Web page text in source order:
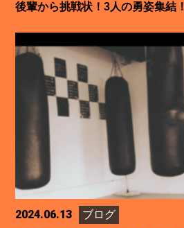
後輩から挑戦状！3人の勇姿集結！
2024.06.13
ブログ